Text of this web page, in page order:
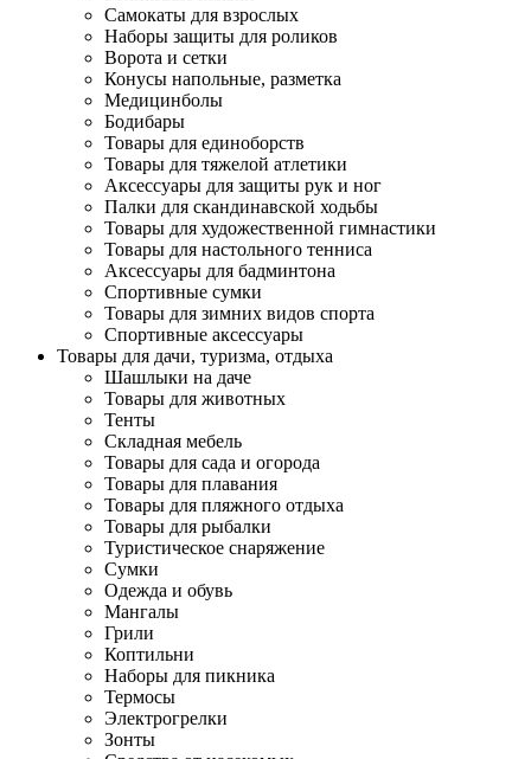
Самокаты для взрослых
Наборы защиты для роликов
Ворота и сетки
Конусы напольные, разметка
Медицинболы
Бодибары
Товары для единоборств
Товары для тяжелой атлетики
Аксессуары для защиты рук и ног
Палки для скандинавской ходьбы
Товары для художественной гимнастики
Товары для настольного тенниса
Аксессуары для бадминтона
Спортивные сумки
Товары для зимних видов спорта
Спортивные аксессуары
Товары для дачи, туризма, отдыха
Шашлыки на даче
Товары для животных
Тенты
Складная мебель
Товары для сада и огорода
Товары для плавания
Товары для пляжного отдыха
Товары для рыбалки
Туристическое снаряжение
Сумки
Одежда и обувь
Мангалы
Грили
Коптильни
Наборы для пикника
Термосы
Электрогрелки
Зонты